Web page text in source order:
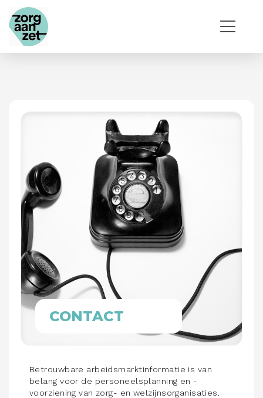
CONTACT
Betrouwbare arbeidsmarktinformatie is van
belang voor de personeelsplanning en -
voorziening van zorg- en welzijnsorganisaties.